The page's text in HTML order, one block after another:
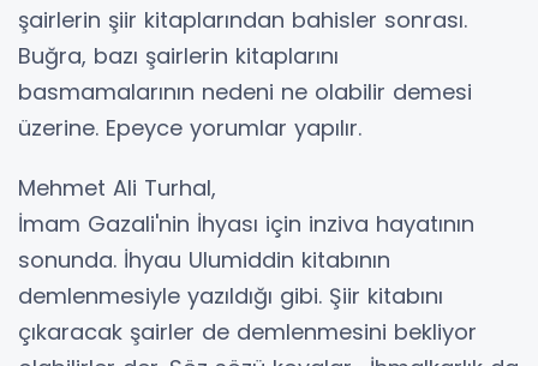
şairlerin şiir kitaplarından bahisler sonrası.
Buğra, bazı şairlerin kitaplarını
basmamalarının nedeni ne olabilir demesi
üzerine. Epeyce yorumlar yapılır.
Mehmet Ali Turhal,
İmam Gazali'nin İhyası için inziva hayatının
sonunda. İhyau Ulumiddin kitabının
demlenmesiyle yazıldığı gibi. Şiir kitabını
çıkaracak şairler de demlenmesini bekliyor